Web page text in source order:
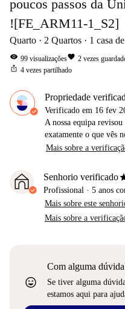
poucos passos da
![FE_ARM11-1_S2]
Quarto 2 Quartos 1 casa
visibility 99 visualizaçõesfavorite 2 vezes
ios_share 4 vezes partilhado
Propriedade
Verificado em 16 fev
A nossa equipa revisou
exatamente o que vês
Mais sobre a
Senhorio verificado
Profissional · 5 anos
Mais sobre este
Mais sobre a
sentiment_very_satisfied
Com alguma
Se tiver alguma
estamos aqui para